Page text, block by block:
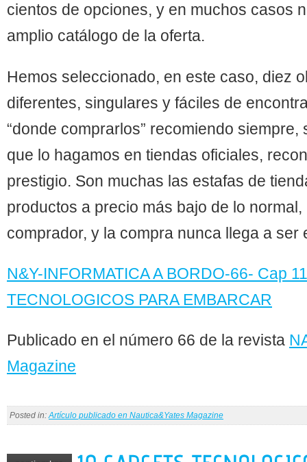
cientos de opciones, y en muchos casos
amplio catálogo de la oferta.
Hemos seleccionado, en este caso, diez
diferentes, singulares y fáciles de
“donde comprarlos” recomiendo
que lo hagamos en tiendas oficiales,
prestigio. Son muchas las estafas de
productos a precio más bajo de lo
comprador, y la compra nunca llega a ser
N&Y-INFORMATICA A BORDO-66- Cap
TECNOLOGICOS PARA EMBARCAR
Publicado en el número 66 de la revista
Magazine
Posted in: Artículo publicado en Nautica&Yates Magazine